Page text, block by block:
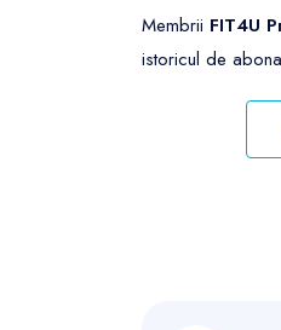
Membrii FIT4U
istoricul de